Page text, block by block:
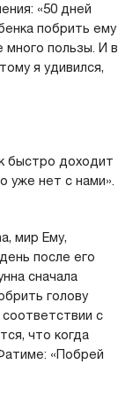
«50 дней
побрить ему
много пользы. И в
я удивился,
быстро доходит
уже нет с нами».
мир Ему,
после его
сначала
голову
с
что когда
«Побрей